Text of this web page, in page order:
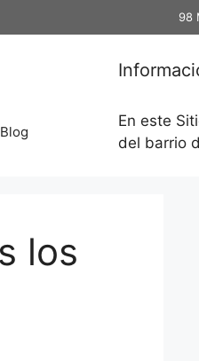
98
Blog
En este
del barrio
los